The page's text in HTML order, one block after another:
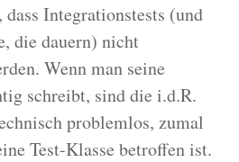
Integrationstests (und
die dauern) nicht
Wenn man seine
schreibt, sind die i.d.R.
problemlos, zumal
Test-Klasse betroffen ist.